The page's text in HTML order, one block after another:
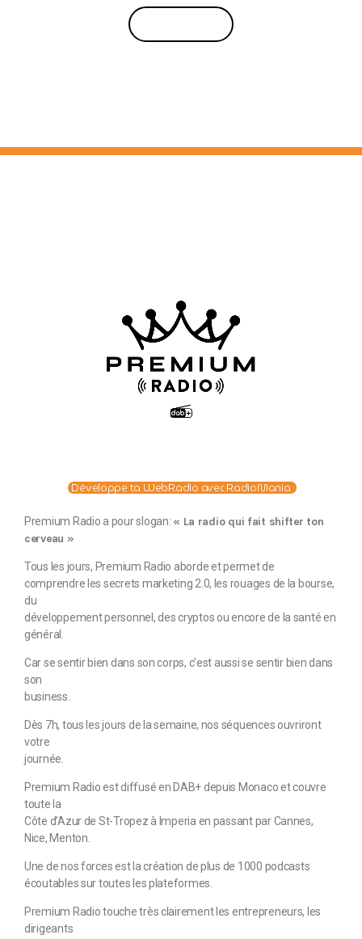
Développe ta WebRadio avec RadioMania
Premium Radio a pour slogan: « La radio qui fait shifter ton
cerveau »
Tous les jours, Premium Radio aborde et permet de
comprendre les secrets marketing 2.0, les rouages de la bourse,
du
développement personnel, des cryptos ou encore de la santé en
général.
Car se sentir bien dans son corps, c’est aussi se sentir bien dans
son
business.
Dès 7h, tous les jours de la semaine, nos séquences ouvriront
votre
journée.
Premium Radio est diffusé en DAB+ depuis Monaco et couvre
toute la
Côte d’Azur de St-Tropez à Imperia en passant par Cannes,
Nice, Menton.
Une de nos forces est la création de plus de 1000 podcasts
écoutables sur toutes les plateformes.
Premium Radio touche très clairement les entrepreneurs, les
dirigeants